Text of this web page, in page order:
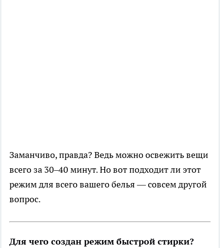
Заманчиво, правда? Ведь можно освежить вещи
всего за 30–40 минут. Но вот подходит ли этот
режим для всего вашего белья — совсем другой
вопрос.
Для чего создан режим быстрой стирки?